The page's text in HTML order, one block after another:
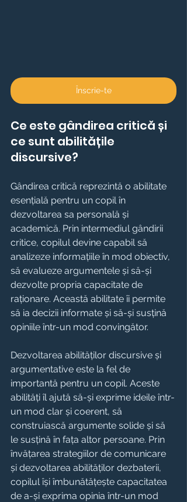
Înscrie-te
Ce este gândirea critică și
ce sunt abilitățile
discursive?
Gândirea critică reprezintă o abilitate
esențială pentru un copil în
dezvoltarea sa personală și
academică. Prin intermediul gândirii
critice, copilul devine capabil să
analizeze informațiile în mod obiectiv,
să evalueze argumentele și să-și
dezvolte propria capacitate de
raționare. Această abilitate îi permite
să ia decizii informate și să-și susțină
opiniile într-un mod convingător.
Dezvoltarea abilităților discursive și
argumentative este la fel de
importantă pentru un copil. Aceste
abilități îl ajută să-și exprime ideile într-
un mod clar și coerent, să
construiască argumente solide și să
le susțină în fața altor persoane. Prin
învățarea strategiilor de comunicare
și dezvoltarea abilităților dezbaterii,
copilul își îmbunătățește capacitatea
de a-și exprima opinia într-un mod